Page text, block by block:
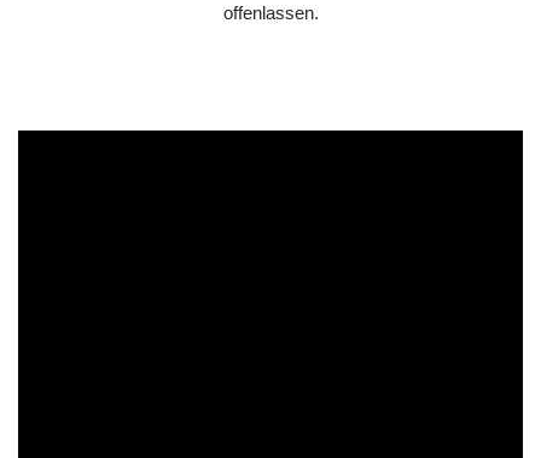
offenlassen.